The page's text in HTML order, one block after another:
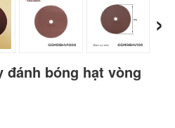
›
đánh bóng hạt vòng